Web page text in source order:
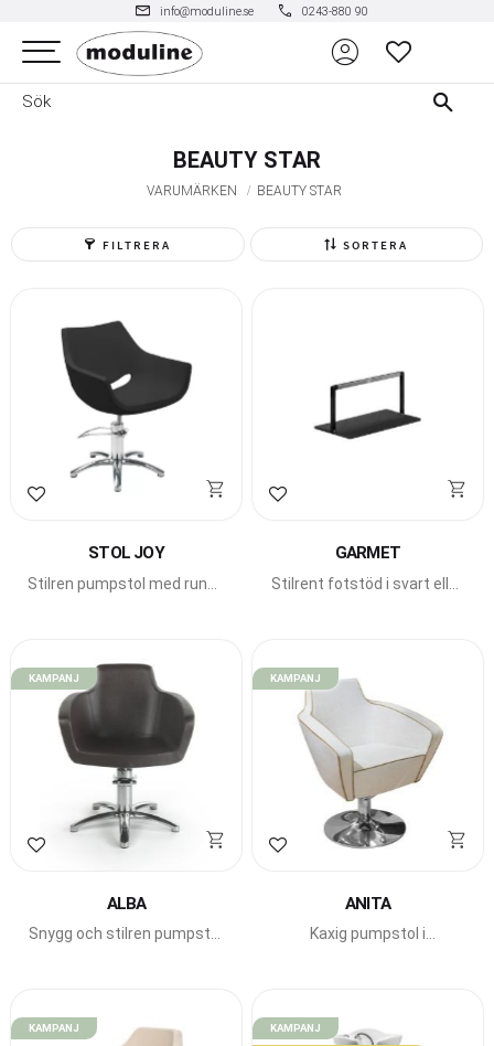
Meny
mail info@moduline.se phone 0243-880 90
account_circle FAVORITER
BEAUTY STAR
VARUMÄRKEN BEAUTY STAR
FILTRERA SORTERA
Lägg till i favoriter
STOL JOY
Stilren pumpstol med runda
Lägg till i favoriter
GARMET
Stilrent fotstöd i svart eller
Lägg till i favoriter
ALBA
Snygg och stilren pumpstol
KAMPANJ
Lägg till i favoriter
ANITA
Kaxig pumpstol i
KAMPANJ
KAMPANJ KAMPANJ